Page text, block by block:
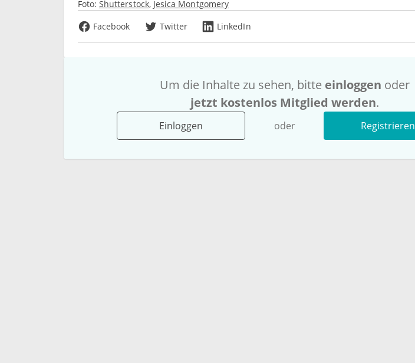
Foto: Shutterstock Jesica Montgomery
Facebook
Twitter LinkedIn
Um die Inhalte zu sehen, bitte einloggen oder
jetzt kostenlos Mitglied werden.
Einloggen oder Registrieren